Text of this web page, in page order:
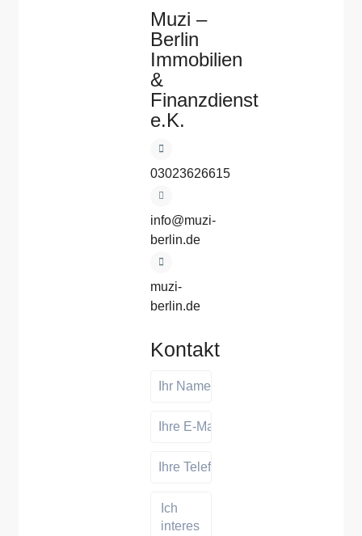
Muzi –
Berlin
Immobilien
&
Finanzdienst
e.K.
03023626615
info@muzi-
berlin.de
muzi-
berlin.de
Kontakt